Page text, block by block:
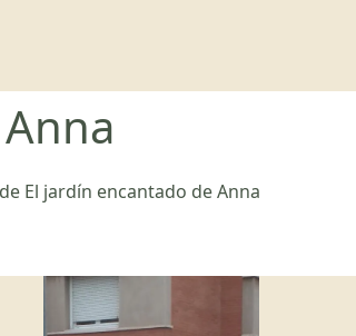
El jardín encantado de Anna